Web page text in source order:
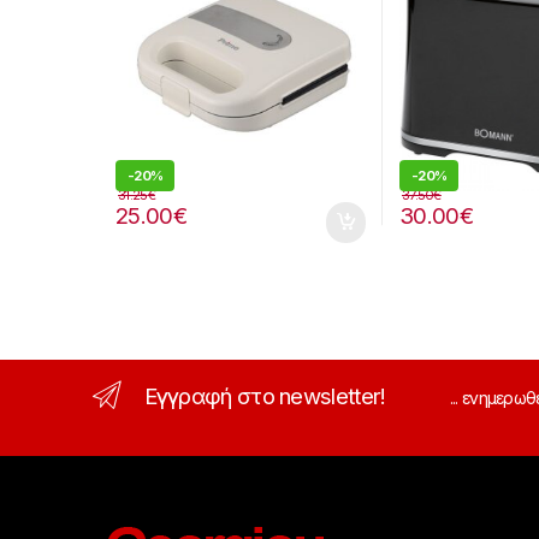
-20%
25.00€
31.25€
-20%
30.00€
37.50€
Εγγραφή στο newsletter! ...